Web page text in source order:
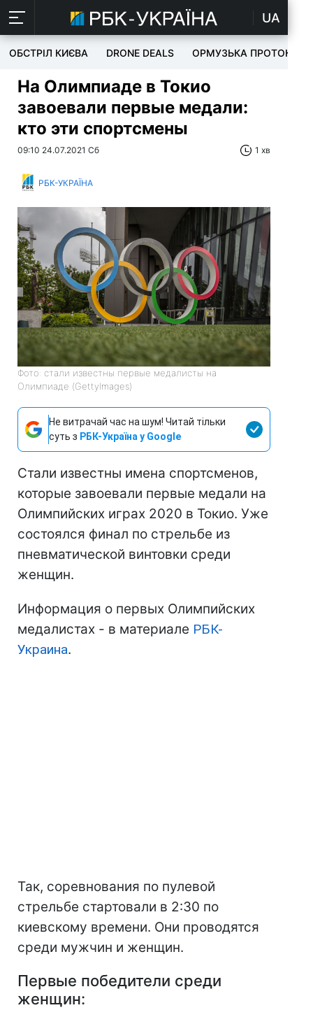
UA
ОБСТРІЛ КИЄВА DRONE DEALS ОРМУЗЬКА ПРОТОКА
На Олимпиаде в Токио
завоевали первые медали:
кто эти спортсмены
09:10 24.07.2021 Сб 1 хв
РБК-УКРАЇНА
Фото: стали известны первые медалисты на
Олимпиаде (GettyImages)
Не витрачай час на шум! Читай тільки
суть з РБК-Україна у Google
Стали известны имена спортсменов,
которые завоевали первые медали на
Олимпийских играх 2020 в Токио. Уже
состоялся финал по стрельбе из
пневматической винтовки среди
женщин.
Информация о первых Олимпийских
медалистах - в материале РБК-
Украина.
Так, соревнования по пулевой
стрельбе стартовали в 2:30 по
киевскому времени. Они проводятся
среди мужчин и женщин.
Первые победители среди
женщин: